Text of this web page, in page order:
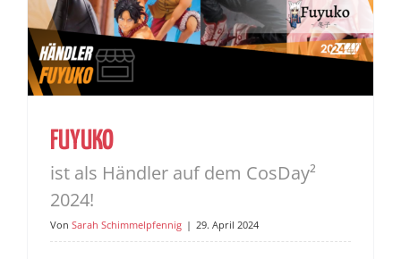
FUYUKO
ist als Händler auf dem CosDay²
2024!
Von Sarah Schimmelpfennig | 29. April 2024